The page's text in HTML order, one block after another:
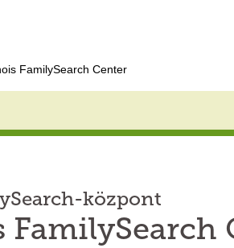
FamilySearch Center
központ